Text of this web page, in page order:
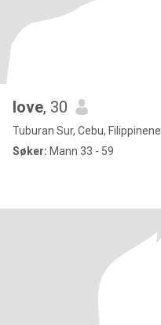
love, 30
Tuburan Sur, Cebu, Filippinene
Søker: Mann 33 - 59